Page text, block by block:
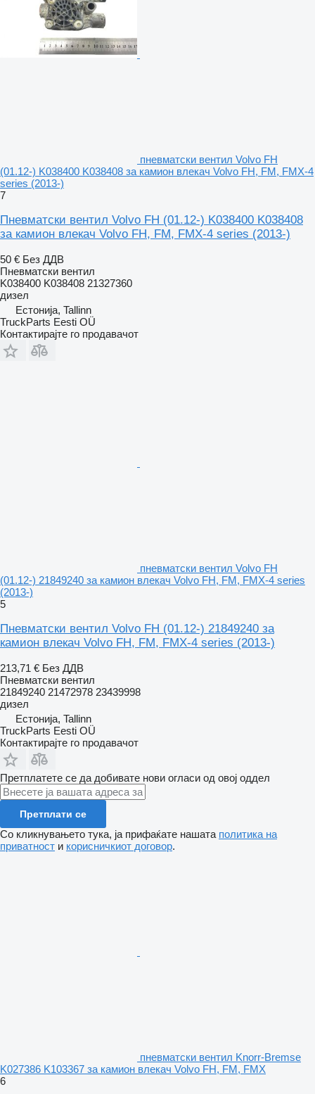
пневматски вентил Volvo FH
(01.12-) K038400 K038408 за камион влекач Volvo FH, FM, FMX-4
series (2013-)
7
Пневматски вентил Volvo FH (01.12-) K038400 K038408
за камион влекач Volvo FH, FM, FMX-4 series (2013-)
50 € Без ДДВ
Пневматски вентил
K038400 K038408 21327360
дизел
Естонија, Tallinn
TruckParts Eesti OÜ
Контактирајте го продавачот
пневматски вентил Volvo FH
(01.12-) 21849240 за камион влекач Volvo FH, FM, FMX-4 series
(2013-)
5
Пневматски вентил Volvo FH (01.12-) 21849240 за
камион влекач Volvo FH, FM, FMX-4 series (2013-)
213,71 € Без ДДВ
Пневматски вентил
21849240 21472978 23439998
дизел
Естонија, Tallinn
TruckParts Eesti OÜ
Контактирајте го продавачот
Претплатете се да добивате нови огласи од овој оддел
Претплати се
Со кликнувањето тука, ја прифаќате нашата политика на
приватност и корисничкиот договор.
пневматски вентил Knorr-Bremse
K027386 K103367 за камион влекач Volvo FH, FM, FMX
6